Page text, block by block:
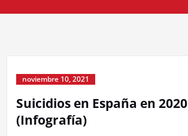
noviembre 10, 2021
Suicidios en España en 2020
(Infografía)